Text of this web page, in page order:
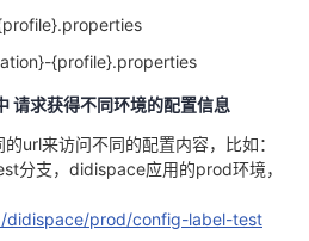
{profile}.properties
请求获得不同环境的配置信息
url来访问不同的配置内容，比如：
分支，didispace应用的prod环境，
didispace/prod/config-label-test